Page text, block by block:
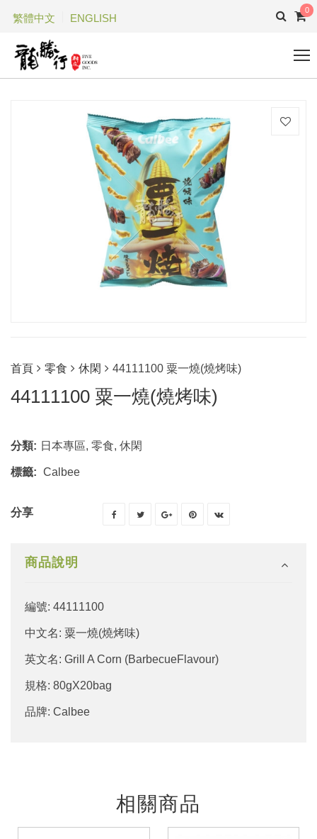
繁體中文 ENGLISH
0
首頁 零食 休閑 44111100 粟一燒(燒烤味)
44111100 粟一燒(燒烤味)
分類: 日本專區, 零食, 休閑
標籤: Calbee
分享
商品說明
編號: 44111100
中文名: 粟一燒(燒烤味)
英文名: Grill A Corn (BarbecueFlavour)
規格: 80gX20bag
品牌: Calbee
相關商品